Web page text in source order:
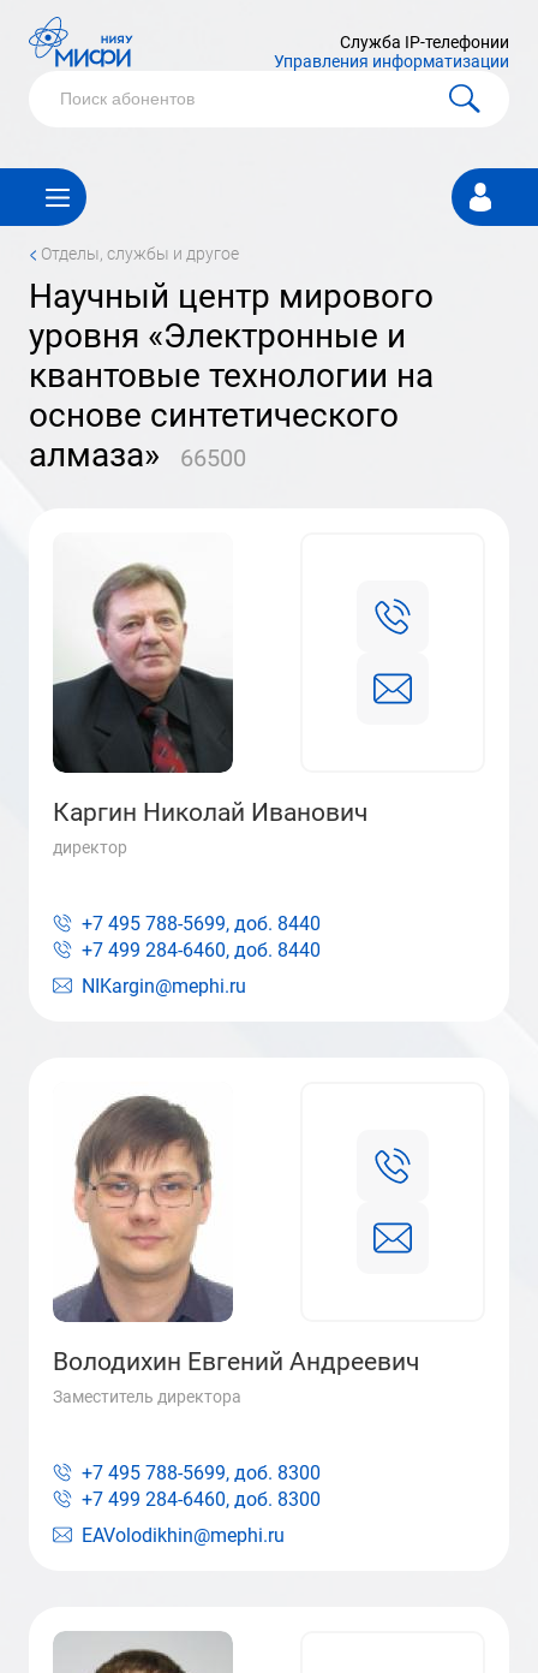
Служба IP-телефонии
Управления информатизации
Личный
кабинет
< Отделы, службы и другое
научный центр мирового
уровня «Электронные и
квантовые технологии на
основе синтетического
алмаза»
66500
Каргин Николай Иванович
директор
NIKargin@mephi.ru
+7 495 788-5699, доб. 8440
+7 499 284-6460, доб. 8440
Володихин Евгений Андреевич
Заместитель директора
EAVolodikhin@mephi.ru
+7 495 788-5699, доб. 8300
+7 499 284-6460, доб. 8300